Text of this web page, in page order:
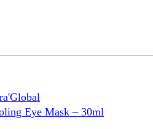
Eye Mask – 30ml